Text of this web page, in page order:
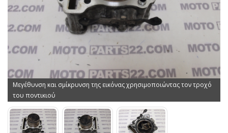
Μεγέθυνση και σμίκρυνση της εικόνας χρησιμοποιώντας τον τροχό
του ποντικιού